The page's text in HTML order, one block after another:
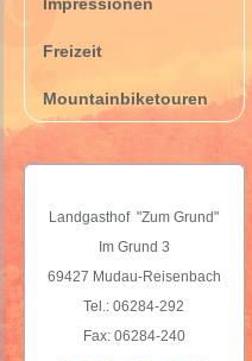
Freizeit
Mountainbiketouren
Landgasthof "Zum Grund"
Im Grund 3
69427 Mudau-Reisenbach
Tel.: 06284-292
Fax: 06284-240